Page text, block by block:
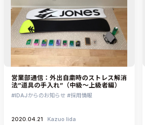
営業部通信：外出自粛時のストレス解消
法”道具の手入れ”（中級～上級者編）
IDAJからのお知らせ 採用情報
2020.04.21 Kazuo Iida